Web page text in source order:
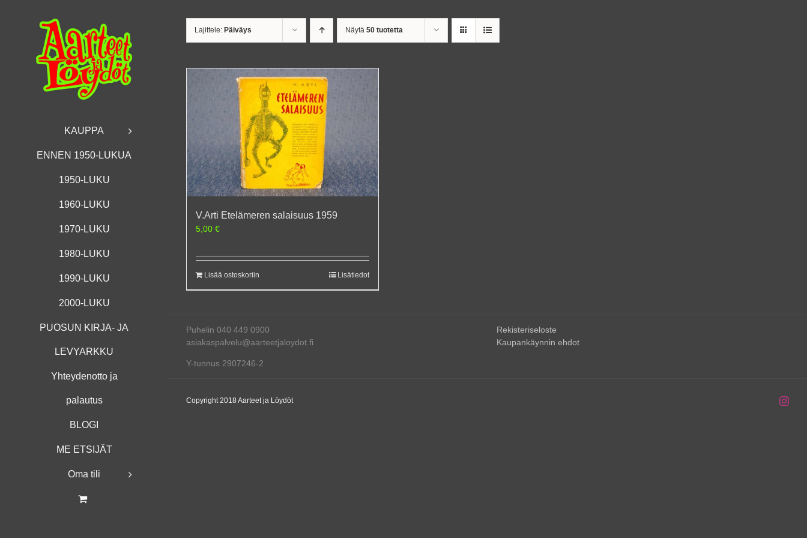
KAUPPA
ENNEN 1950-LUKUA
1950-LUKU
1960-LUKU
1970-LUKU
1980-LUKU
1990-LUKU
2000-LUKU
PUOSUN KIRJA- JA
LEVYARKKU
Yhteydenotto ja
palautus
BLOGI
ME ETSIJÄT
Oma tili
Lajittele: Päiväys Näytä 50 tuotetta
V.Arti Etelämeren salaisuus 1959
5,00 €
Lisää ostoskoriin Lisätiedot
Puhelin 040 449 0900
asiakaspalvelu@aarteetjaloydot.fi
Y-tunnus 2907246-2
Rekisteriseloste
Kaupankäynnin ehdot
Copyright 2018 Aarteet ja Löydöt